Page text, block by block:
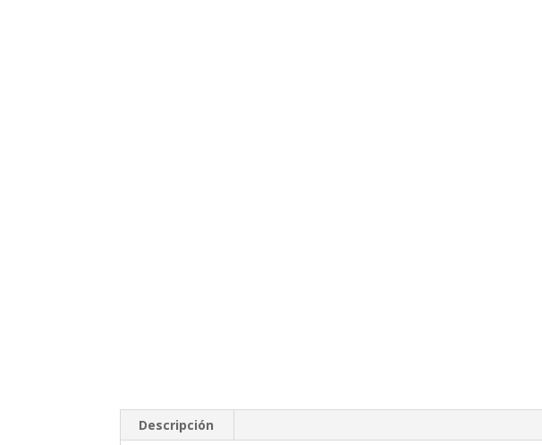
Descripción